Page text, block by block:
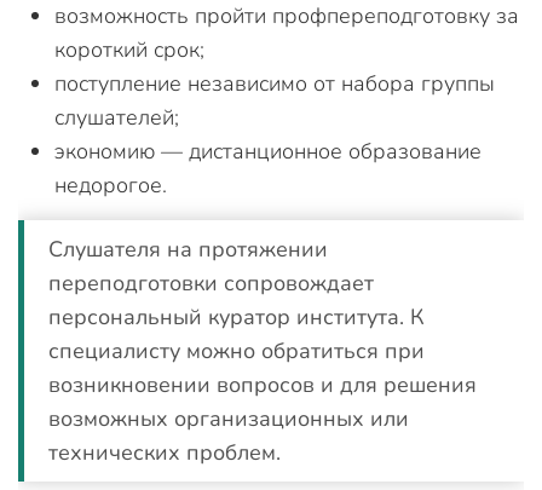
возможность пройти профпереподготовку за
короткий срок;
поступление независимо от набора группы
слушателей;
экономию — дистанционное образование
недорогое.
Слушателя на протяжении
переподготовки сопровождает
персональный куратор института. К
специалисту можно обратиться при
возникновении вопросов и для решения
возможных организационных или
технических проблем.